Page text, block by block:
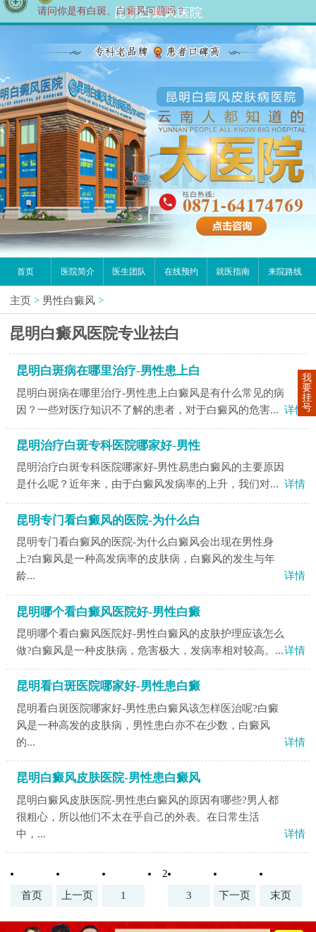
昆明白癜风医院
首页 医院简介 医生团队 在线预约 就医指南 来院路线
主页 > 男性白癜风 >
昆明白癜风医院专业祛白
昆明白斑病在哪里治疗-男性患上白
昆明白斑病在哪里治疗-男性患上白癜风是有什么常见的病
因？一些对医疗知识不了解的患者，对于白癜风的危害... 详情
昆明治疗白斑专科医院哪家好-男性
昆明治疗白斑专科医院哪家好-男性易患白癜风的主要原因
是什么呢？近年来，由于白癜风发病率的上升，我们对... 详情
昆明专门看白癜风的医院-为什么白
昆明专门看白癜风的医院-为什么白癜风会出现在男性身
上?白癜风是一种高发病率的皮肤病，白癜风的发生与年
龄...
详情
昆明哪个看白癜风医院好-男性白癜
昆明哪个看白癜风医院好-男性白癜风的皮肤护理应该怎么
做?白癜风是一种皮肤病，危害极大，发病率相对较高。...详情
昆明看白斑医院哪家好-男性患白癜
昆明看白斑医院哪家好-男性患白癜风该怎样医治呢?白癜
风是一种高发的皮肤病，男性患白亦不在少数，白癜风
的...
详情
昆明白癜风皮肤医院-男性患白癜风
昆明白癜风皮肤医院-男性患白癜风的原因有哪些?男人都
很粗心，所以他们不太在乎自己的外表。在日常生活
中，...
详情
首页 上一页 1
2
3
下一页 末页
我
要
挂
号